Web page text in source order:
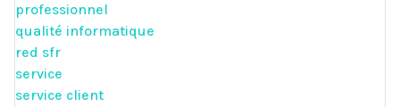
professionnel
qualité informatique
red sfr
service
service client